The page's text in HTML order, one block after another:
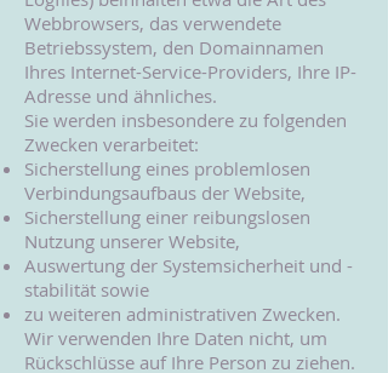
Webbrowsers, das verwendete
Betriebssystem, den Domainnamen
Ihres Internet-Service-Providers, Ihre IP-
Adresse und ähnliches.
Sie werden insbesondere zu folgenden
Zwecken verarbeitet:
Sicherstellung eines problemlosen
Verbindungsaufbaus der Website,
Sicherstellung einer reibungslosen
Nutzung unserer Website,
Auswertung der Systemsicherheit und -
stabilität sowie
zu weiteren administrativen Zwecken.
Wir verwenden Ihre Daten nicht, um
Rückschlüsse auf Ihre Person zu ziehen.